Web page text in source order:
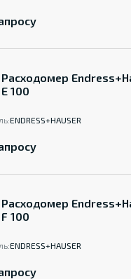
Расходомер
E 100
ENDRESS+HAUSER
Расходомер
F 100
ENDRESS+HAUSER